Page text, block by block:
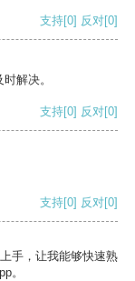
支持[0] 反对[0]
解决。
支持[0] 反对[0]
支持[0] 反对[0]
手，让我能够快速熟
。